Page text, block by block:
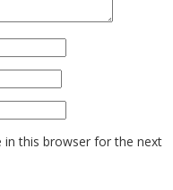
in this browser for the next